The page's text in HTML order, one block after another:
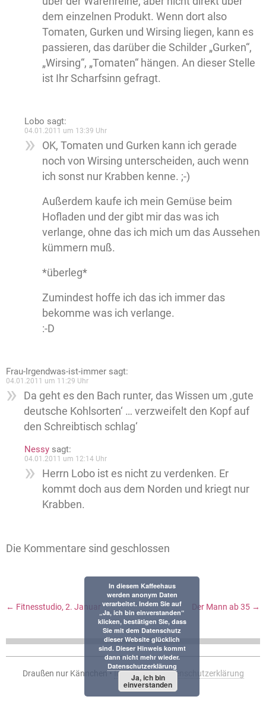
dem einzelnen Produkt. Wenn dort also
Tomaten, Gurken und Wirsing liegen, kann es
passieren, das darüber die Schilder „Gurken“,
„Wirsing“, „Tomaten“ hängen. An dieser Stelle
ist Ihr Scharfsinn gefragt.
Lobo sagt:
04.01.2011 um 13:39 Uhr
OK, Tomaten und Gurken kann ich gerade
noch von Wirsing unterscheiden, auch wenn
ich sonst nur Krabben kenne. ;-)
Außerdem kaufe ich mein Gemüse beim
Hofladen und der gibt mir das was ich
verlange, ohne das ich mich um das Aussehen
kümmern muß.
*überleg*
Zumindest hoffe ich das ich immer das
bekomme was ich verlange.
:-D
Frau-Irgendwas-ist-immer sagt:
04.01.2011 um 11:29 Uhr
Da geht es den Bach runter, das Wissen um ‚gute
deutsche Kohlsorten‘ … verzweifelt den Kopf auf
den Schreibtisch schlag‘
Nessy sagt:
04.01.2011 um 12:14 Uhr
Herrn Lobo ist es nicht zu verdenken. Er
kommt doch aus dem Norden und kriegt nur
Krabben.
Die Kommentare sind geschlossen
← Fitnesstudio, 2. Januar Der Mann ab 35 →
Draußen nur Kännchen •Impressum•Datenschutzerklärung
In diesem Kaffeehaus
werden anonym Daten
verarbeitet. Indem Sie auf
„Ja, ich bin einverstanden“
klicken, bestätigen Sie, dass
Sie mit dem Datenschutz
dieser Website glücklich
sind. Dieser Hinweis kommt
dann nicht mehr wieder.
Datenschutzerklärung
Ja, ich bin
einverstanden